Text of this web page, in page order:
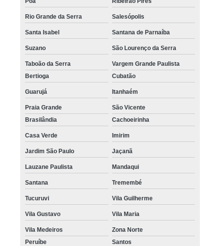
Rio Grande da Serra Salesópolis
Santa Isabel Santana de Parnaíba
Suzano São Lourenço da Serra
Taboão da Serra
Vargem Grande Paulista
Bertioga
Cubatão
Guarujá Itanhaém
Praia Grande
São Vicente
Brasilândia
Cachoeirinha
Casa Verde Imirim
Jardim São Paulo Jaçanã
Lauzane Paulista Mandaqui
Santana Tremembé
Tucuruvi Vila Guilherme
Vila Gustavo Vila Maria
Vila Medeiros
Zona Norte
Peruíbe
Santos